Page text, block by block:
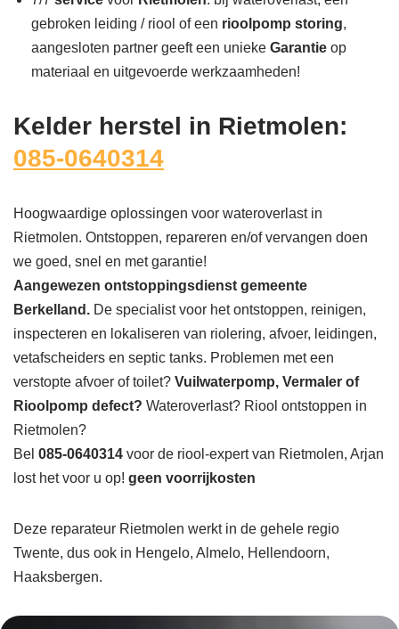
gebroken leiding / riool of een rioolpomp storing,
aangesloten partner geeft een unieke Garantie op
materiaal en uitgevoerde werkzaamheden!
Kelder herstel in Rietmolen:
085-0640314
Hoogwaardige oplossingen voor wateroverlast in
Rietmolen. Ontstoppen, repareren en/of vervangen doen
we goed, snel en met garantie!
Aangewezen ontstoppingsdienst gemeente
Berkelland. De specialist voor het ontstoppen, reinigen,
inspecteren en lokaliseren van riolering, afvoer, leidingen,
vetafscheiders en septic tanks. Problemen met een
verstopte afvoer of toilet? Vuilwaterpomp, Vermaler of
Rioolpomp defect? Wateroverlast? Riool ontstoppen in
Rietmolen?
Bel 085-0640314 voor de riool-expert van Rietmolen, Arjan
lost het voor u op! geen voorrijkosten
Deze reparateur Rietmolen werkt in de gehele regio
Twente, dus ook in Hengelo, Almelo, Hellendoorn,
Haaksbergen.